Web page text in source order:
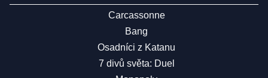
Carcassonne
Bang
Osadníci z Katanu
7 divů světa: Duel